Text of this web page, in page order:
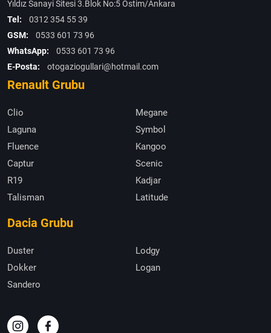
Yıldız Sanayi Sitesi 3.Blok No:5 Ostim/Ankara
Tel:
0312 354 55 39
GSM:
0533 601 73 96
WhatsApp:
0533 601 73 96
E-Posta:
otogaziogullari@hotmail.com
Renault Grubu
Clio
Megane
Laguna
Symbol
Fluence
Kangoo
Captur
Scenic
R19
Kadjar
Talisman
Latitude
Dacia Grubu
Duster
Lodgy
Dokker
Logan
Sandero